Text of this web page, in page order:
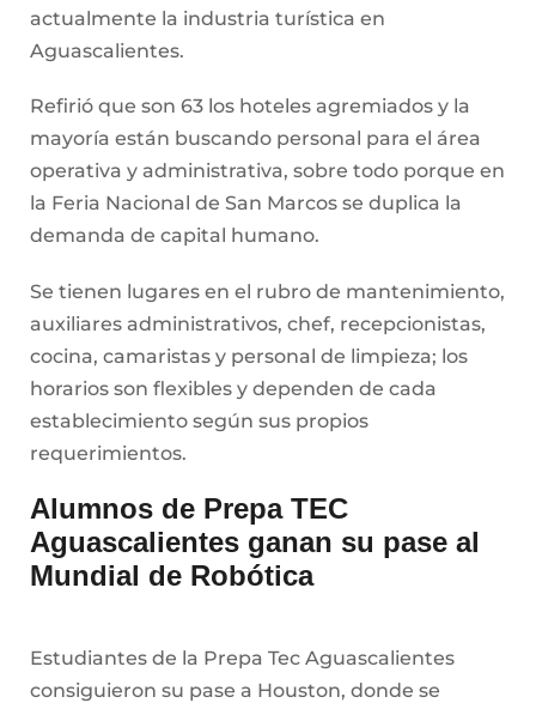
actualmente la industria turística en
Aguascalientes.
Refirió que son 63 los hoteles agremiados y la
mayoría están buscando personal para el área
operativa y administrativa, sobre todo porque en
la Feria Nacional de San Marcos se duplica la
demanda de capital humano.
Se tienen lugares en el rubro de mantenimiento,
auxiliares administrativos, chef, recepcionistas,
cocina, camaristas y personal de limpieza; los
horarios son flexibles y dependen de cada
establecimiento según sus propios
requerimientos.
Alumnos de Prepa TEC
Aguascalientes ganan su pase al
Mundial de Robótica
Estudiantes de la Prepa Tec Aguascalientes
consiguieron su pase a Houston, donde se